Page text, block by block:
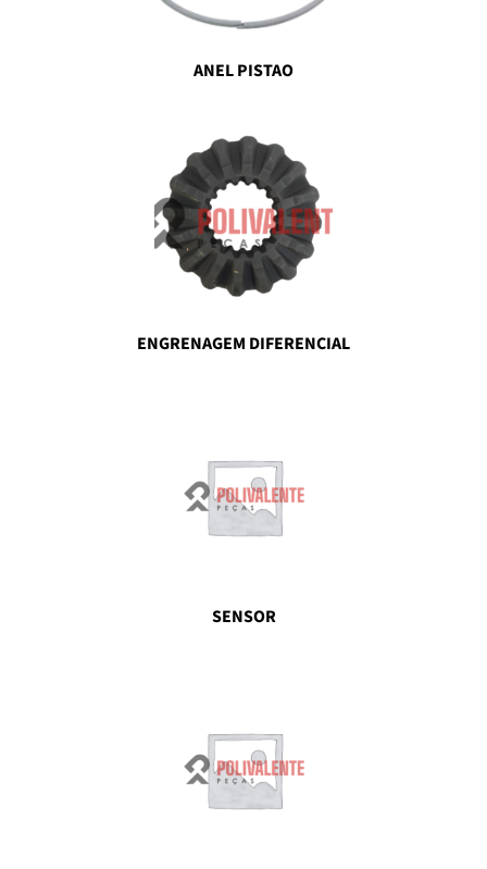
ANEL PISTAO
ENGRENAGEM DIFERENCIAL
SENSOR